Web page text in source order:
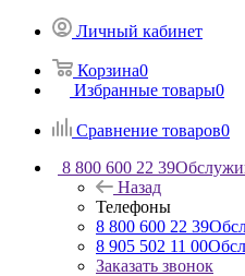
Личный кабинет
Корзина0
Избранные товары0
Сравнение товаров0
8 800 600 22 39
Назад
Телефоны
8 800 600 22 39
8 905 502 11 00
Заказать звонок